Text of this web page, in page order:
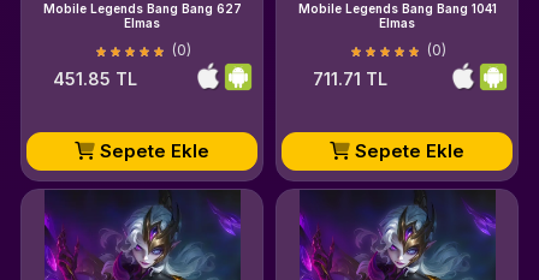
Mobile Legends Bang Bang 627
Elmas
(0)
451.85 TL
Sepete Ekle
Mobile Legends Bang Bang 1041
Elmas
(0)
711.71 TL
Sepete Ekle